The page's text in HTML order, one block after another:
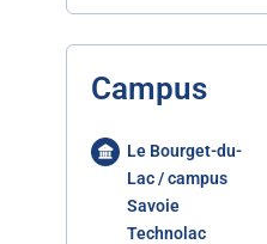
Campus
Le Bourget-du-
Lac / campus
Savoie
Technolac